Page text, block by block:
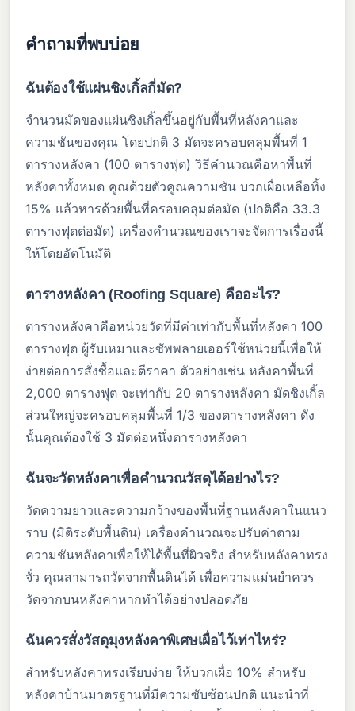
คำถามที่พบบ่อย
ฉันต้องใช้แผ่นชิงเกิ้ลกี่มัด?
จำนวนมัดของแผ่นชิงเกิ้ลขึ้นอยู่กับพื้นที่หลังคาและ
ความชันของคุณ โดยปกติ 3 มัดจะครอบคลุมพื้นที่ 1
ตารางหลังคา (100 ตารางฟุต) วิธีคำนวณคือหาพื้นที่
หลังคาทั้งหมด คูณด้วยตัวคูณความชัน บวกเผื่อเหลือทิ้ง
15% แล้วหารด้วยพื้นที่ครอบคลุมต่อมัด (ปกติคือ 33.3
ตารางฟุตต่อมัด) เครื่องคำนวณของเราจะจัดการเรื่องนี้
ให้โดยอัตโนมัติ
ตารางหลังคา (Roofing Square) คืออะไร?
ตารางหลังคาคือหน่วยวัดที่มีค่าเท่ากับพื้นที่หลังคา 100
ตารางฟุต ผู้รับเหมาและซัพพลายเออร์ใช้หน่วยนี้เพื่อให้
ง่ายต่อการสั่งซื้อและตีราคา ตัวอย่างเช่น หลังคาพื้นที่
2,000 ตารางฟุต จะเท่ากับ 20 ตารางหลังคา มัดชิงเกิ้ล
ส่วนใหญ่จะครอบคลุมพื้นที่ 1/3 ของตารางหลังคา ดัง
นั้นคุณต้องใช้ 3 มัดต่อหนึ่งตารางหลังคา
ฉันจะวัดหลังคาเพื่อคำนวณวัสดุได้อย่างไร?
วัดความยาวและความกว้างของพื้นที่ฐานหลังคาในแนว
ราบ (มิติระดับพื้นดิน) เครื่องคำนวณจะปรับค่าตาม
ความชันหลังคาเพื่อให้ได้พื้นที่ผิวจริง สำหรับหลังคาทรง
จั่ว คุณสามารถวัดจากพื้นดินได้ เพื่อความแม่นยำควร
วัดจากบนหลังคาหากทำได้อย่างปลอดภัย
ฉันควรสั่งวัสดุมุงหลังคาพิเศษเผื่อไว้เท่าไหร่?
สำหรับหลังคาทรงเรียบง่าย ให้บวกเผื่อ 10% สำหรับ
หลังคาบ้านมาตรฐานที่มีความซับซ้อนปกติ แนะนำที่